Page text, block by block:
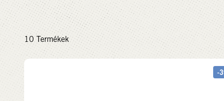
10Termékek
-